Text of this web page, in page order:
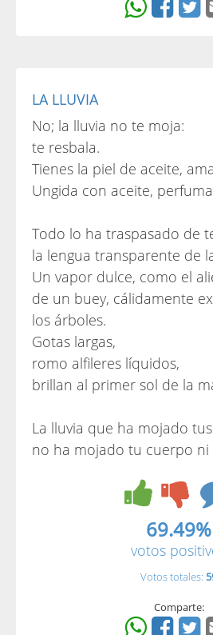
LA LLUVIA
No; la lluvia no te moja:
te resbala.
Tienes la piel de aceite,
Ungida con aceite,
Todo lo ha traspasado de
la lengua transparente de
Un vapor dulce, como el
de un buey, cálidamente
los árboles.
Gotas largas,
romo alfileres líquidos,
brillan al primer sol de la
La lluvia que ha mojado
no ha mojado tu cuerpo ni
69.49%
votos
Votos totales:
Comparte: